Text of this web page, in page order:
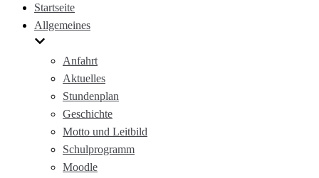
Startseite
Allgemeines
Anfahrt
Aktuelles
Stundenplan
Geschichte
Motto und Leitbild
Schulprogramm
Moodle